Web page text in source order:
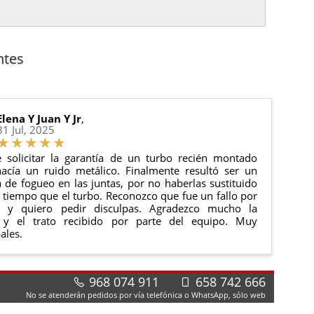
generales
del pedido para que puedas localizar tu paquete
de tu pedido.
Y Juan Y Jr,
Jul, 2025
solicitar la garantía de un turbo recién montado
un ruido metálico. Finalmente resultó ser un
de fogueo en las juntas, por no haberlas sustituido
que el turbo. Reconozco que fue un fallo por
y quiero pedir disculpas. Agradezco mucho la
y el trato recibido por parte del equipo. Muy
968 074 911 658 742 666
No se atenderán pedidos por vía telefónica o WhatsApp, sólo web